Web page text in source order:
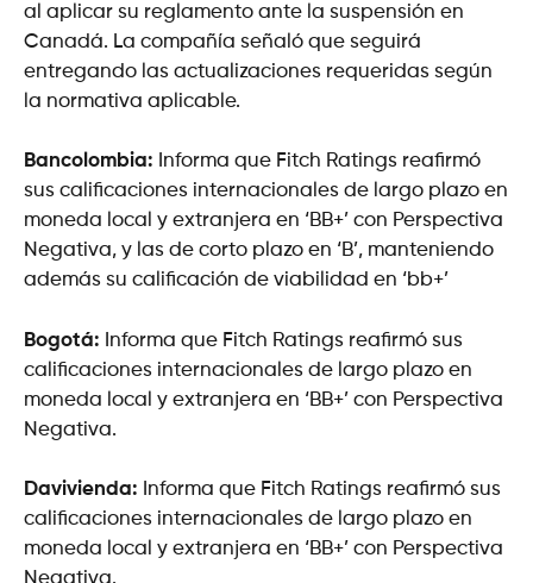
al aplicar su reglamento ante la suspensión en
Canadá. La compañía señaló que seguirá
entregando las actualizaciones requeridas según
la normativa aplicable.
Bancolombia: Informa que Fitch Ratings reafirmó
sus calificaciones internacionales de largo plazo en
moneda local y extranjera en ‘BB+’ con Perspectiva
Negativa, y las de corto plazo en ‘B’, manteniendo
además su calificación de viabilidad en ‘bb+’
Bogotá: Informa que Fitch Ratings reafirmó sus
calificaciones internacionales de largo plazo en
moneda local y extranjera en ‘BB+’ con Perspectiva
Negativa.
Davivienda: Informa que Fitch Ratings reafirmó sus
calificaciones internacionales de largo plazo en
moneda local y extranjera en ‘BB+’ con Perspectiva
Negativa.